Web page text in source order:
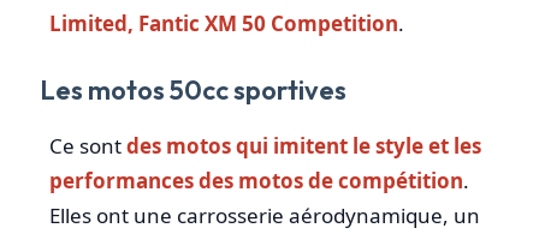
Limited, Fantic XM 50 Competition.
Les motos 50cc sportives
Ce sontdes motos qui imitent le style et les
performances des motos de compétition.
Elles ont une carrosserie aérodynamique, un